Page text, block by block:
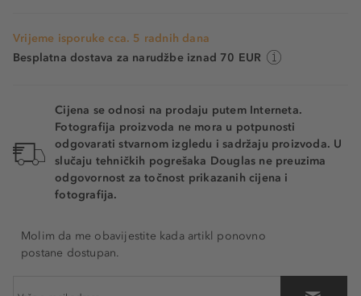
Vrijeme isporuke cca. 5 radnih dana
Besplatna dostava za narudžbe iznad 70 EUR
Cijena se odnosi na prodaju putem Interneta.
Fotografija proizvoda ne mora u potpunosti
odgovarati stvarnom izgledu i sadržaju proizvoda. U
slučaju tehničkih pogrešaka Douglas ne preuzima
odgovornost za točnost prikazanih cijena i
fotografija.
Molim da me obavijestite kada artikl ponovno
postane dostupan.